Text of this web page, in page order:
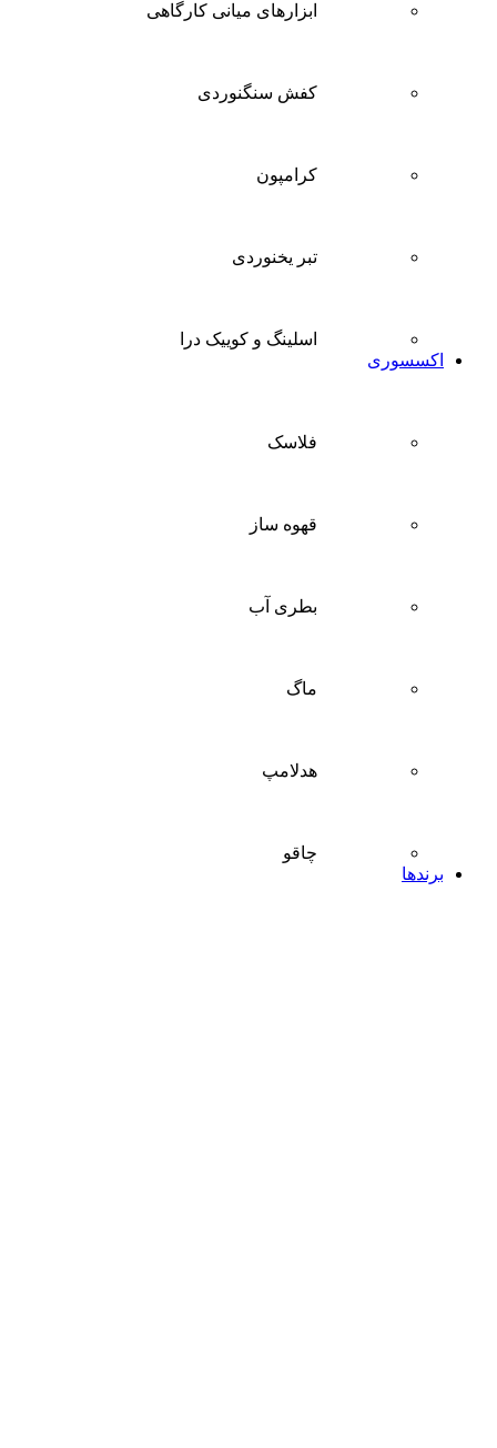
ابزارهای میانی کارگاهی
کفش سنگنوردی
کرامپون
تبر یخنوردی
اسلینگ و کوییک درا
اکسسوری
فلاسک
قهوه ساز
بطری آب
ماگ
هدلامپ
چاقو
برندها